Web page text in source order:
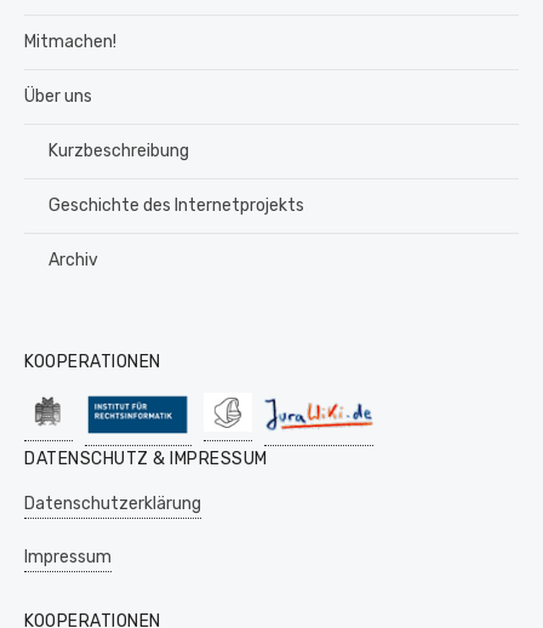
Mitmachen!
Über uns
Kurzbeschreibung
Geschichte des Internetprojekts
Archiv
KOOPERATIONEN
DATENSCHUTZ & IMPRESSUM
Datenschutzerklärung
Impressum
KOOPERATIONEN